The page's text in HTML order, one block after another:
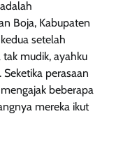
Boja, Kabupaten
setelah
mudik, ayahku
perasaan
beberapa
mereka ikut